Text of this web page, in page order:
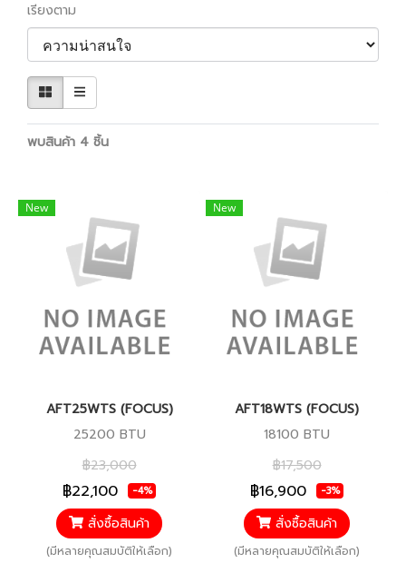
เรียงตาม
พบสินค้า 4 ชิ้น
New
AFT25WTS (FOCUS)
25200 BTU
฿23,000
฿22,100 -4%
สั่งซื้อสินค้า
(มีหลายคุณสมบัติให้เลือก)
New
AFT18WTS (FOCUS)
18100 BTU
฿17,500
฿16,900 -3%
สั่งซื้อสินค้า
(มีหลายคุณสมบัติให้เลือก)